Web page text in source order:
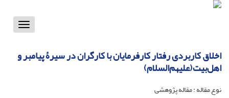
Toggle
اخلاق کاربردی رفتار کارفرمایان با کارگران در سیرۀ پیامبر و
اهل‌بیت(علیهم‌السلام)
نوع مقاله : مقاله پژوهشی